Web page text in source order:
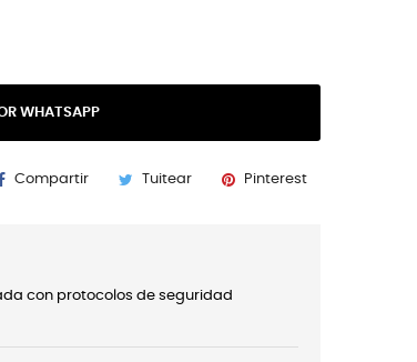
WHATSAPP
Compartir Tuitear Pinterest
con protocolos de seguridad